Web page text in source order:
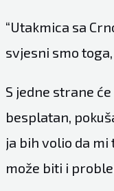
“Utakmica sa
svjesni smo
S jedne strane
besplatan,
ja bih volio da
može biti i